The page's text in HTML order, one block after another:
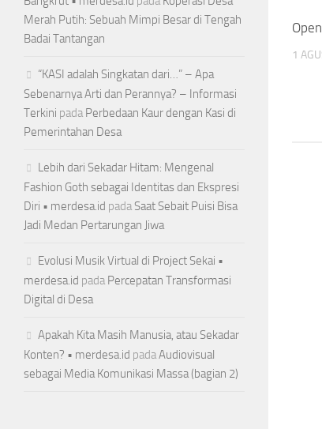
1
Merah Putih: Sebuah Mimpi Besar di Tengah
Badai Tantangan
“KASI adalah Singkatan dari…” – Apa
Sebenarnya Arti dan Perannya? – Informasi
Terkini pada Perbedaan Kaur dengan Kasi di
Pemerintahan Desa
Lebih dari Sekadar Hitam: Mengenal
Fashion Goth sebagai Identitas dan Ekspresi
Diri • merdesa.id pada Saat Sebait Puisi Bisa
Jadi Medan Pertarungan Jiwa
Evolusi Musik Virtual di Project Sekai •
merdesa.id pada Percepatan Transformasi
Digital di Desa
Apakah Kita Masih Manusia, atau Sekadar
Konten? • merdesa.id padaAudiovisual
sebagai Media Komunikasi Massa (bagian 2)